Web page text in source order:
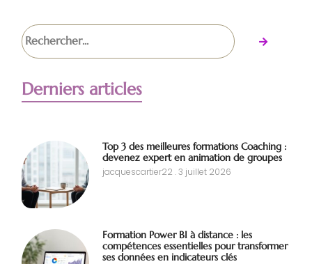
Derniers articles
Top 3 des meilleures formations Coaching :
devenez expert en animation de groupes
jacquescartier22 3 juillet 2026
Formation Power BI à distance : les
compétences essentielles pour transformer
ses données en indicateurs clés